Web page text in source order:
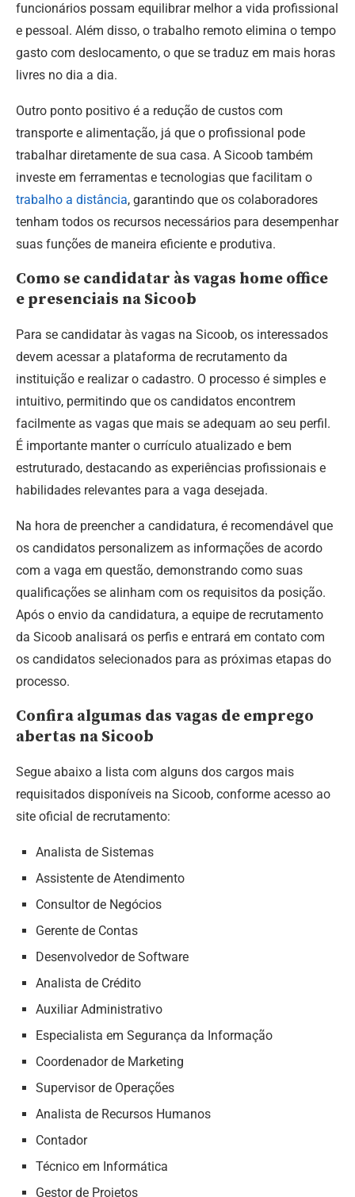
funcionários possam equilibrar melhor a vida profissional
e pessoal. Além disso, o trabalho remoto elimina o tempo
gasto com deslocamento, o que se traduz em mais horas
livres no dia a dia.
Outro ponto positivo é a redução de custos com
transporte e alimentação, já que o profissional pode
trabalhar diretamente de sua casa. A Sicoob também
investe em ferramentas e tecnologias que facilitam o
trabalho a distância, garantindo que os colaboradores
tenham todos os recursos necessários para desempenhar
suas funções de maneira eficiente e produtiva.
Como se candidatar às vagas home office
e presenciais na Sicoob
Para se candidatar às vagas na Sicoob, os interessados
devem acessar a plataforma de recrutamento da
instituição e realizar o cadastro. O processo é simples e
intuitivo, permitindo que os candidatos encontrem
facilmente as vagas que mais se adequam ao seu perfil.
É importante manter o currículo atualizado e bem
estruturado, destacando as experiências profissionais e
habilidades relevantes para a vaga desejada.
Na hora de preencher a candidatura, é recomendável que
os candidatos personalizem as informações de acordo
com a vaga em questão, demonstrando como suas
qualificações se alinham com os requisitos da posição.
Após o envio da candidatura, a equipe de recrutamento
da Sicoob analisará os perfis e entrará em contato com
os candidatos selecionados para as próximas etapas do
processo.
Confira algumas das vagas de emprego
abertas na Sicoob
Segue abaixo a lista com alguns dos cargos mais
requisitados disponíveis na Sicoob, conforme acesso ao
site oficial de recrutamento:
Analista de Sistemas
Assistente de Atendimento
Consultor de Negócios
Gerente de Contas
Desenvolvedor de Software
Analista de Crédito
Auxiliar Administrativo
Especialista em Segurança da Informação
Coordenador de Marketing
Supervisor de Operações
Analista de Recursos Humanos
Contador
Técnico em Informática
Gestor de Projetos